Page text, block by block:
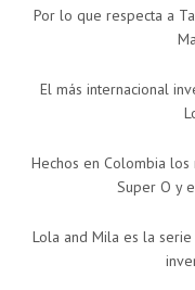
Por lo que respecta a
El más internacional
Hechos en Colombia
Super O y
Lola and Mila es la